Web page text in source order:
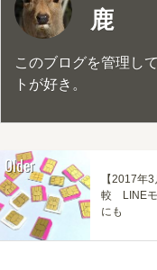
鹿
このブログを管理し
トが好き。
Older
【2017年
較 LINEモ
にも